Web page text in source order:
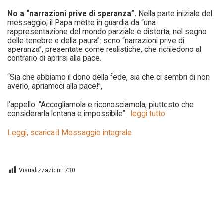
No a “narrazioni prive di speranza”. Nella parte iniziale del
messaggio, il Papa mette in guardia da “una
rappresentazione del mondo parziale e distorta, nel segno
delle tenebre e della paura”: sono “narrazioni prive di
speranza”, presentate come realistiche, che richiedono al
contrario di aprirsi alla pace.
“Sia che abbiamo il dono della fede, sia che ci sembri di non
averlo, apriamoci alla pace!”,
l’appello: “Accogliamola e riconosciamola, piuttosto che
considerarla lontana e impossibile”.
leggi tutto
Leggi, scarica il Messaggio integrale
Visualizzazioni: 730